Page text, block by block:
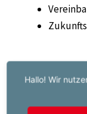
Hallo! Wir